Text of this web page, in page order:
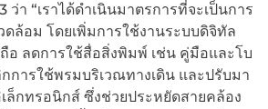
ว่า “เราได้ดำเนินมาตรการที่จะเป็นการ
ล้อม โดยเพิ่มการใช้งานระบบดิจิทัล
อ ลดการใช้สื่อสิ่งพิมพ์ เช่น คู่มือและโบ
กการใช้พรมบริเวณทางเดิน และปรับมา
ล็กทรอนิกส์ ซึ่งช่วยประหยัดสายคล้อง